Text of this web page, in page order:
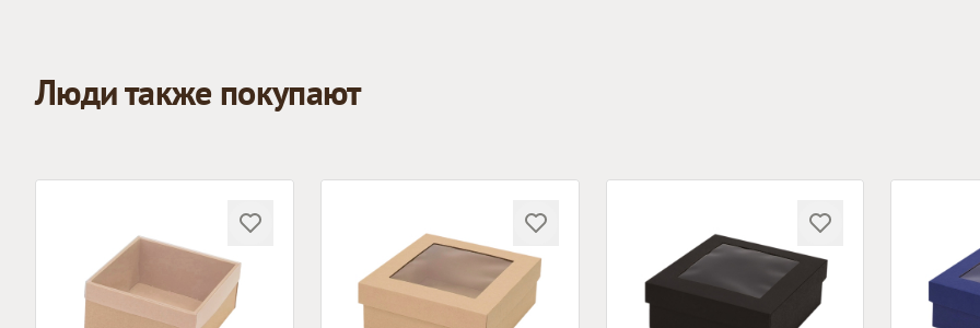
Люди также покупают